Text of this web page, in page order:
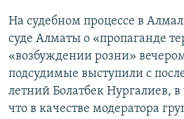
На судебном процессе в
суде Алматы о «пропаганде
«возбуждении розни»
подсудимые выступили с
летний Болатбек Нургалиев, в
что в качестве модератора